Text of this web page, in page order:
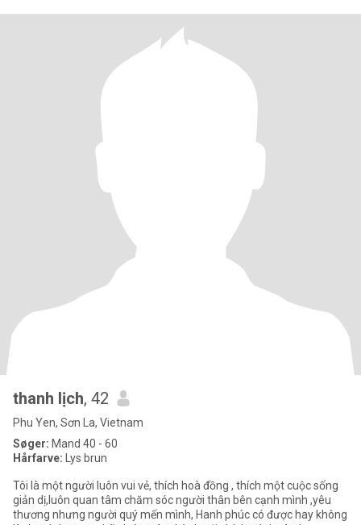
thanh lịch, 42
Phu Yen, Sơn La, Vietnam
Søger: Mand 40 - 60
Hårfarve: Lys brun
Tôi là một người luôn vui vẻ, thích hoà đồng , thích một cuộc sống
giản dị,luôn quan tâm chăm sóc người thân bên cạnh mình ,yêu
thương nhưng người quý mến mình, Hanh phúc có được hay không